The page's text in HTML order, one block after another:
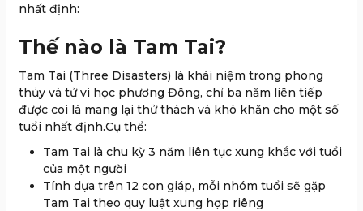
nhất định:
Thế nào là Tam Tai?
Tam Tai (Three Disasters) là khái niệm trong phong
thủy và tử vi học phương Đông, chỉ ba năm liên tiếp
được coi là mang lại thử thách và khó khăn cho một số
tuổi nhất định.Cụ thể:
Tam Tai là chu kỳ 3 năm liên tục xung khắc với tuổi
của một người
Tính dựa trên 12 con giáp, mỗi nhóm tuổi sẽ gặp
Tam Tai theo quy luật xung hợp riêng